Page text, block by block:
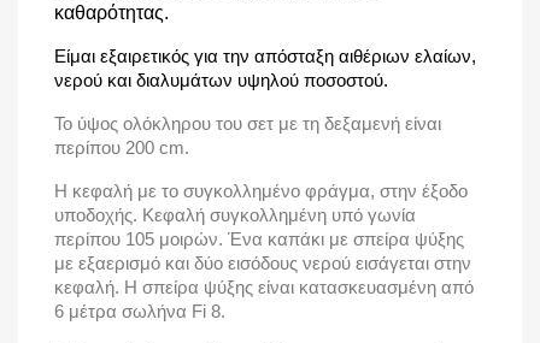
καθαρότητας.
Είμαι εξαιρετικός για την απόσταξη αιθέριων ελαίων,
νερού και διαλυμάτων υψηλού ποσοστού.
Το ύψος ολόκληρου του σετ με τη δεξαμενή είναι
περίπου 200 cm.
Η κεφαλή με το συγκολλημένο φράγμα, στην έξοδο
υποδοχής. Κεφαλή συγκολλημένη υπό γωνία
περίπου 105 μοιρών. Ένα καπάκι με σπείρα ψύξης
με εξαερισμό και δύο εισόδους νερού εισάγεται στην
κεφαλή. Η σπείρα ψύξης είναι κατασκευασμένη από
6 μέτρα σωλήνα Fi 8.